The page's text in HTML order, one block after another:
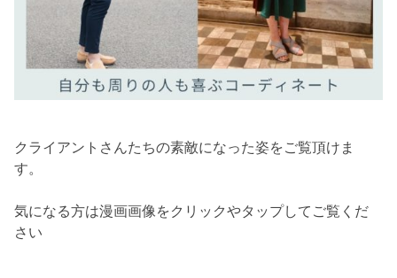
クライアントさんたちの素敵になった姿をご覧頂けま
す。
気になる方は漫画画像をクリックやタップしてご覧くだ
さい